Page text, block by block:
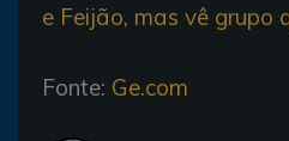
e Feijão, mas vê grupo
Fonte: Ge.com